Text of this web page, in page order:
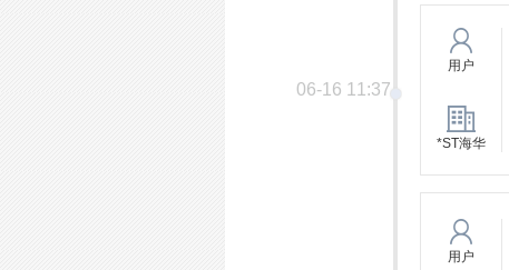
06-16 11:37
用户
*ST海华
用户